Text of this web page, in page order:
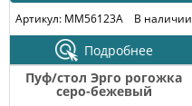
Артикул: MM56123A
В наличии
Подробнее
Пуф/стол Эрго рогожка
серо-бежевый
МЕБЕЛЬ-
ТРАНСФОРМЕР
РАЗНАЯ